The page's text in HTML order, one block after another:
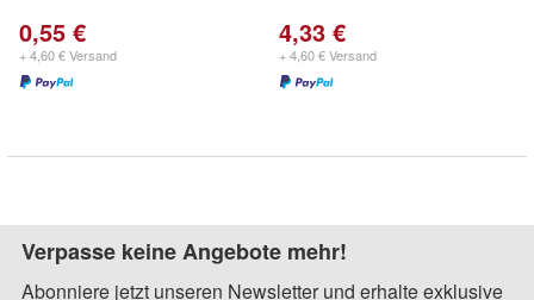
0,55 €
+ 4,60 € Versand
4,33 €
+ 4,60 € Versand
Verpasse keine Angebote mehr!
Abonniere jetzt unseren Newsletter und erhalte exklusive